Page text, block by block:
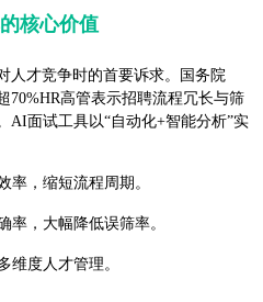
核心价值
人才竞争时的首要诉求。国务院
70%HR高管表示招聘流程冗长与筛
AI面试工具以“自动化+智能分析”实
率，缩短流程周期。
率，大幅降低误筛率。
维度人才管理。